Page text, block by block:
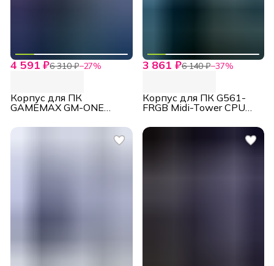
4 591 ₽6 310 ₽−27%
Корпус для ПК
GAMEMAX GM-ONE
3 861 ₽6 140 ₽−37%
Корпус для ПК G561-
FRGB Midi-Tower CPU